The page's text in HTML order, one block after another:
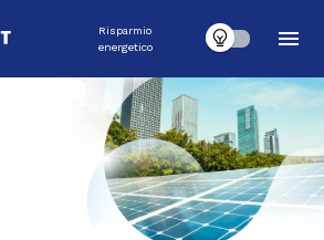
Risparmio
energetico